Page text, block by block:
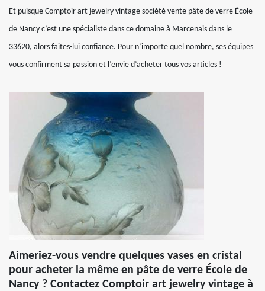
Et puisque Comptoir art jewelry vintage société vente pâte de verre École
de Nancy c’est une spécialiste dans ce domaine à Marcenais dans le
33620, alors faites-lui confiance. Pour n’importe quel nombre, ses équipes
vous confirment sa passion et l’envie d’acheter tous vos articles !
Aimeriez-vous vendre quelques vases en cristal
pour acheter la même en pâte de verre École de
Nancy ? Contactez Comptoir art jewelry vintage à